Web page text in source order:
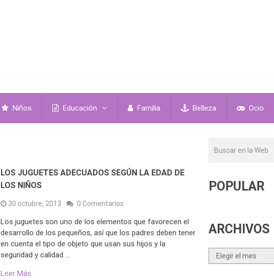
Niños Educación Familia Belleza Ocio
LOS JUGUETES ADECUADOS SEGÚN LA EDAD DE
LOS NIÑOS
30 octubre, 2013 0 Comentarios
Los juguetes son uno de los elementos que favorecen el
desarrollo de los pequeños, así que los padres deben tener
en cuenta el tipo de objeto que usan sus hijos y la
seguridad y calidad …
Leer Más
POPULAR
ARCHIVOS
Archivos